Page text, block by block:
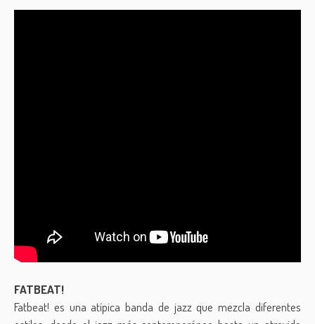
FATBEAT!
Fatbeat! es una atípica banda de jazz que mezcla diferentes